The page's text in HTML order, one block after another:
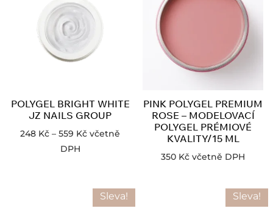
POLYGEL BRIGHT WHITE
JZ NAILS GROUP
248 Kč – 559 Kč včetně
DPH
PINK POLYGEL PREMIUM
ROSE – MODELOVACÍ
POLYGEL PRÉMIOVÉ
KVALITY/15 ML
350 Kč včetně DPH
Sleva! Sleva!